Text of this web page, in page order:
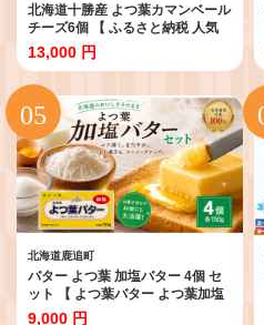
北海道十勝産 よつ葉カマンベール
チーズ6個 【 ふるさと納税 人気
おすすめ ランキング よつ葉 カマ
ンベール カマンベールチーズ 加
工食品 乳製品 チーズ 贈答 プレゼ
ント 贈り物 ギフト セット 北海道
産 十勝産 北海道 鹿追町 送料無料
】 SKA032
13,000 円
北海道鹿追町
バター よつ葉 加塩バター 4個 セ
ット 【 よつ葉バター よつ葉加塩
バター 加塩 バター 北海道バター
9,000 円